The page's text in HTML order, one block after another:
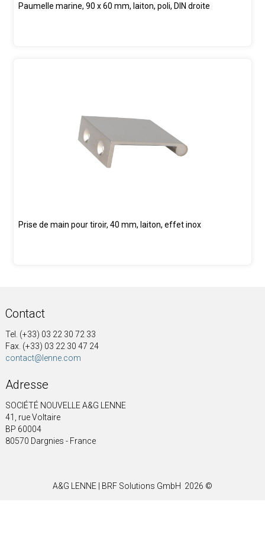
Paumelle marine, 90 x 60 mm, laiton, poli, DIN droite
Prise de main pour tiroir, 40 mm, laiton, effet inox
Contact
Tel. (+33) 03 22 30 72 33
Fax. (+33) 03 22 30 47 24
contact@lenne.com
Adresse
SOCIÉTÉ NOUVELLE A&G LENNE
41, rue Voltaire
BP 60004
80570 Dargnies - France
A&G LENNE | BRF Solutions GmbH 2026 ©